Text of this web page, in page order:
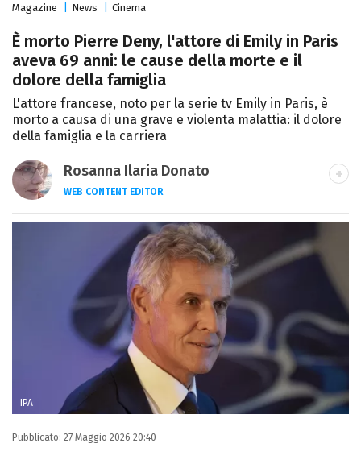
Magazine News Cinema
È morto Pierre Deny, l'attore di Emily in Paris
aveva 69 anni: le cause della morte e il
dolore della famiglia
L'attore francese, noto per la serie tv Emily in Paris, è
morto a causa di una grave e violenta malattia: il dolore
della famiglia e la carriera
Rosanna Ilaria Donato
WEB CONTENT EDITOR
Laureata in Linguaggi dei Media, mi dedico
al mondo dell’intrattenimento da 10 anni.
Ho lavorato come web content editor
freelance per diverse testate.
IPA
Pubblicato: 27 Maggio 2026 20:40